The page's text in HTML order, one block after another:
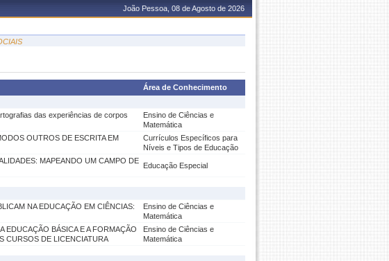
João Pessoa, 08 de Agosto de 2026
Área de Conhecimento
das experiências de corpos
Ensino de Ciências e
Matemática
OUTROS DE ESCRITA EM
Currículos Específicos para
Níveis e Tipos de Educação
MAPEANDO UM CAMPO DE
Educação Especial
NA EDUCAÇÃO EM CIÊNCIAS:
Ensino de Ciências e
Matemática
EDUCAÇÃO BÁSICA E A FORMAÇÃO
CURSOS DE LICENCIATURA
Ensino de Ciências e
Matemática